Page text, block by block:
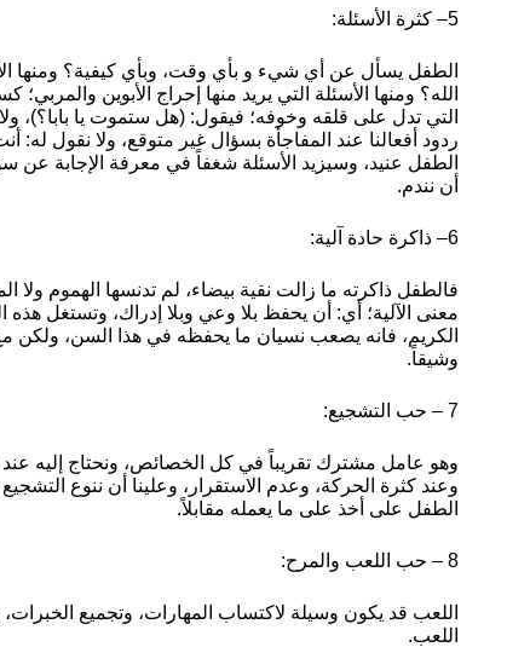
5– كثرة الأسئلة:
الطفل يسأل عن أي شيء و بأي وقت، وبأي كيفية؟ ومنها
الله؟ ومنها الأسئلة التي يريد منها إحراج الأبوين والمربي؛
التي تدل على قلقه وخوفه؛ فيقول: (هل ستموت يا بابا؟)،
ردود أفعالنا عند المفاجأة بسؤال غير متوقع، ولا نقول له:
الطفل عنيد، وسيزيد الأسئلة شغفاً في معرفة الإجابة عن
أن نندم.
6– ذاكرة حادة آلية:
فالطفل ذاكرته ما زالت نقية بيضاء، لم تدنسها الهموم ولا
معنى الآلية؛ أي: أن يحفظ بلا وعي وبلا إدراك، وتستغل هذه
الكريم، فانه يصعب نسيان ما يحفظه في هذا السن، ولكن
وشيقاً.
7 – حب التشجيع:
وهو عامل مشترك تقريباً في كل الخصائص، ونحتاج إليه عند
وعند كثرة الحركة، وعدم الاستقرار، وعلينا أن ننوع
الطفل على أخذ على ما يعمله مقابلاً.
8 – حب اللعب والمرح:
اللعب قد يكون وسيلة لاكتساب المهارات، وتجميع
اللعب.